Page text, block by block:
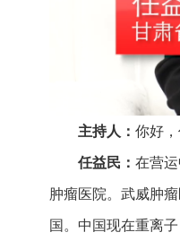
主持人： 你好
任益民： 在营
肿瘤医院。武威肿
国。中国现在重离